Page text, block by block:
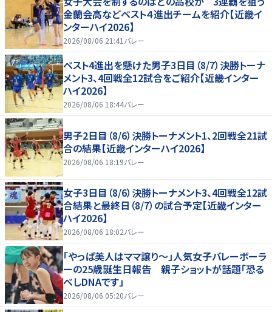
金蘭会高などベスト４進出チームを紹介【近畿イ
ンターハイ2026】
2026/08/06 21:41 バレー
ベスト4進出を懸けた男子3日目（8/7）決勝トーナ
メント3、4回戦全12試合をご紹介【近畿インター
ハイ2026】
2026/08/06 18:44バレー
男子2日目（8/6）決勝トーナメント1、2回戦全21試
合の結果【近畿インターハイ2026】
2026/08/06 18:19バレー
女子3日目（8/6）決勝トーナメント3、4回戦全12試
合結果と最終日（8/7）の試合予定【近畿インター
ハイ2026】
2026/08/06 18:02バレー
「やっぱ美人はママ譲り～」人気女子バレーボーラ
ーの25歳誕生日報告 親子ショットが話題「恐る
べしDNAです」
2026/08/06 05:20バレー